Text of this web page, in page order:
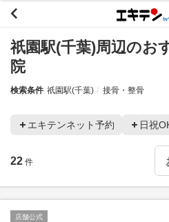
祇園駅(千葉)周辺のお
院
検索条件 祇園駅(千葉) 接骨・整骨
エキテンネット予約 日祝
22 件
店舗公式